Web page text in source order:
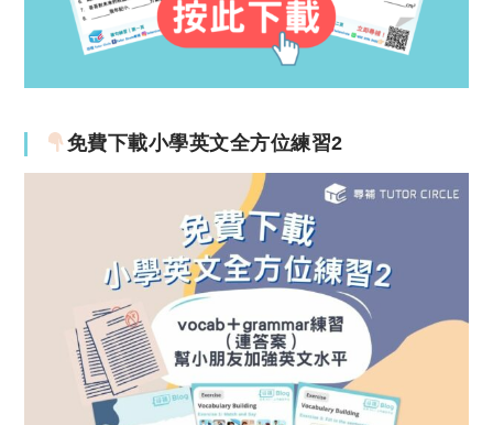
免費下載小學英文全方位練習2